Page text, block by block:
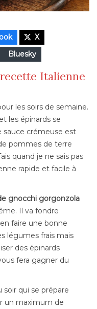
X
Bluesky
Italienne
les soirs de semaine.
les épinards se
crémeuse est
pommes de terre
quand je ne sais pas
rapide et facile à
gnocchi gorgonzola
Il va fondre
faire une bonne
légumes frais mais
des épinards
fera gagner du
soir qui se prépare
un maximum de